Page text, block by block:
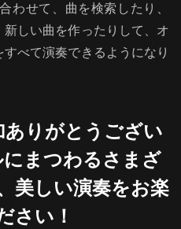
わせて、曲を検索したり、
しい曲を作ったりして、オ
べて演奏できるようになり
りがとうござい
まつわるさまざ
美しい演奏をお楽
さい！